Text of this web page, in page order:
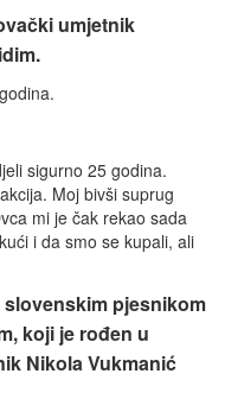
umjetnik
sigurno 25 godina.
Moj bivši suprug
mi je čak rekao sada
i da smo se kupali, ali
pjesnikom
koji je rođen u
Nikola Vukmanić